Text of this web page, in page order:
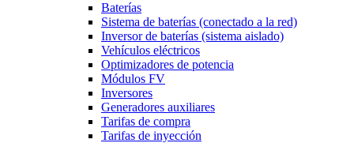
Baterías
Sistema de baterías (conectado a la red)
Inversor de baterías (sistema aislado)
Vehículos eléctricos
Optimizadores de potencia
Módulos FV
Inversores
Generadores auxiliares
Tarifas de compra
Tarifas de inyección